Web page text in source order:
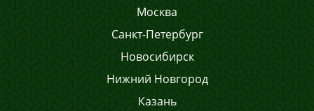
Москва
Санкт-Петербург
Новосибирск
Нижний Новгород
Казань